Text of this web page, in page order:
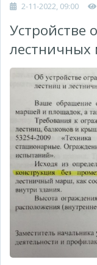
2-11-2022, 09:00
Устройстве